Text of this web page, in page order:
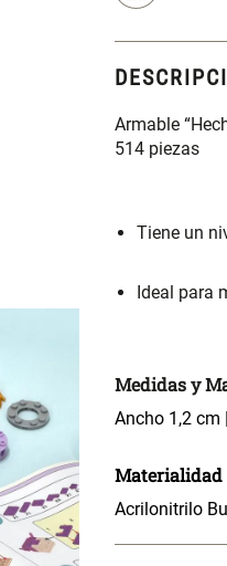
Armable
514 piezas
Tiene un
Ideal para
Medidas y
Ancho 1,2 cm
Materialidad
Acrilonitrilo